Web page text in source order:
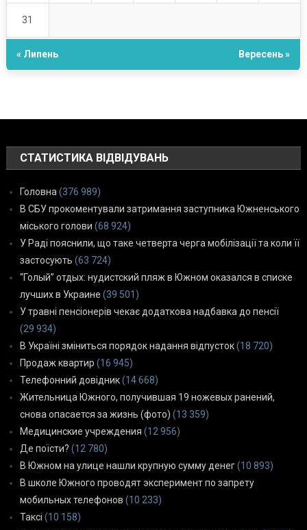
31
« Липень Вересень »
СТАТИСТИКА ВІДВІДУВАНЬ
Головна (376 989)
В СБУ прокоментували затримання заступника Южненського
міського голови (68 924)
У Раді пояснили, що таке четверта черга мобілізації та коли її
застосують (63 724)
“Голый” отдых: нудистский пляж в Южном оказался в списке
лучших в Украине (39 501)
У травні пенсіонерів чекає додаткова надбавка до пенсії
(29 934)
В Україні зміниться порядок надання відпусток(18 720)
Продаж квартир (16 945)
Телефонний довідник(14 668)
Жительница Южного, получившая 19 ножевых ранений,
снова опасается за жизнь (фото) (13 359)
Медицинские учреждения (12 956)
Де поїсти? (12 780)
В Южном на улице нашли крупную сумму денег(10 893)
В школе Южного проводят эксперимент по запрету
мобильных телефонов (10 233)
Таксі (10 158)